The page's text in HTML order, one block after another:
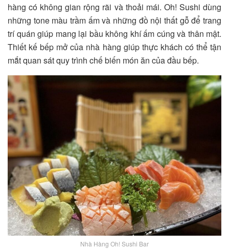
hàng có không gian rộng rãi và thoải mái. Oh! Sushi dùng
những tone màu trầm ấm và những đồ nội thất gỗ để trang
trí quán giúp mang lại bầu không khí ấm cúng và thân mật.
Thiết kế bếp mở của nhà hàng giúp thực khách có thể tận
mắt quan sát quy trình chế biến món ăn của đầu bếp.
Nhà Hàng Oh! Sushi Bar